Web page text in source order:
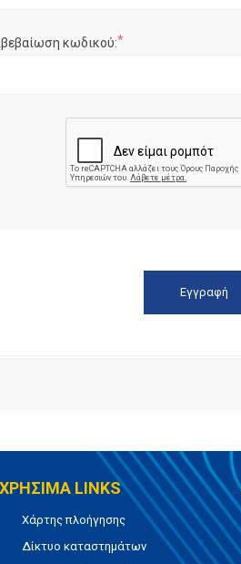
κωδικού:*
ΧΡΗΣΙΜΑ LINKS
Χάρτης πλοήγησης
Δίκτυο καταστημάτων